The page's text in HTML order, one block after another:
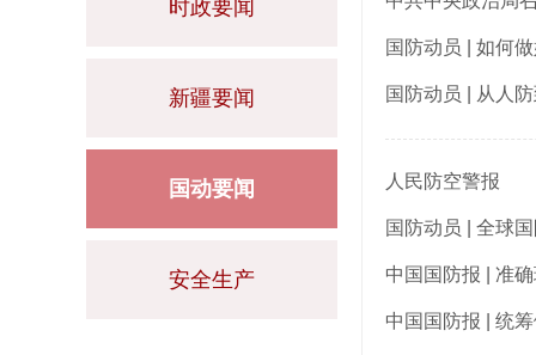
时政要闻
新疆要闻
国动要闻
安全生产
国防动员 | 如何
国防动员 | 从人
人民防空警报
国防动员 | 全球
中国国防报 | 准
中国国防报 | 统